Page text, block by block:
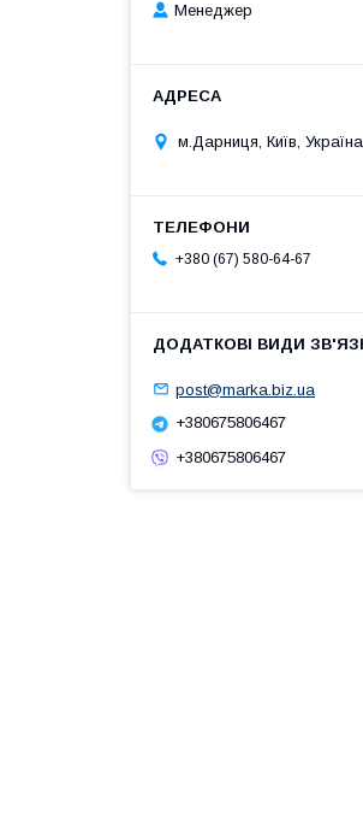
Менеджер
м.Дарниця, Київ, Україна
+380 (67) 580-64-67
post@marka.biz.ua
+380675806467
+380675806467